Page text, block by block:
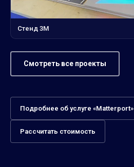
Стенд 3М
Смотреть все проекты
Подробнее об услуге «Matterport»
Рассчитать стоимость